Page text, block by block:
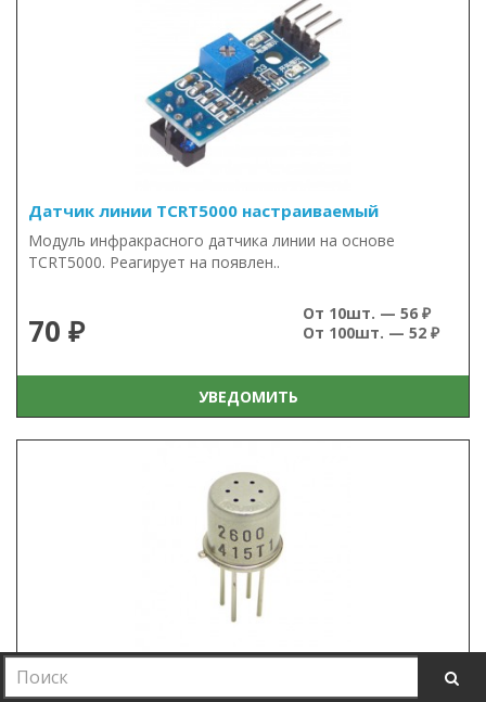
Датчик линии TCRT5000 настраиваемый
Модуль инфракрасного датчика линии на основе
TCRT5000. Реагирует на появлен..
70 ₽
От 10шт. — 56 ₽
От 100шт. — 52 ₽
УВЕДОМИТЬ
Датчик метана TGS2611